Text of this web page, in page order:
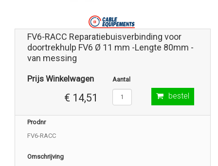
FV6-RACC Reparatiebuisverbinding voor
doortrekhulp FV6 Ø 11 mm -Lengte 80mm -
van messing
Prijs Winkelwagen
€ 14,51
Aantal
bestel
Prodnr
FV6-RACC
Omschrijving